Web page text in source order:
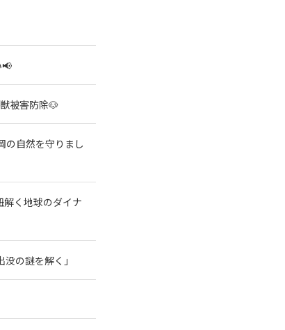
被害防除🐶
の自然を守りまし
く地球のダイナ
の謎を解く」